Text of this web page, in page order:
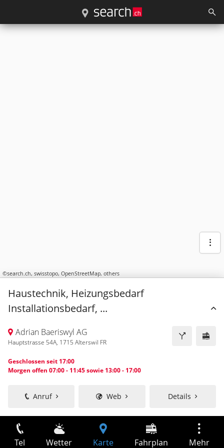
©search.ch, swisstopo, OpenStreetMap, others
Haustechnik, Heizungsbedarf
Installationsbedarf, ...
Adrian Baeriswyl AG
Hauptstrasse 54A, 1715 Alterswil FR
Geschlossen seit 17:00
Morgen offen 07:00 - 11:45 sowie 13:00 - 17:00
Anruf Web Details
Tel Wetter Karte Fahrplan Mehr